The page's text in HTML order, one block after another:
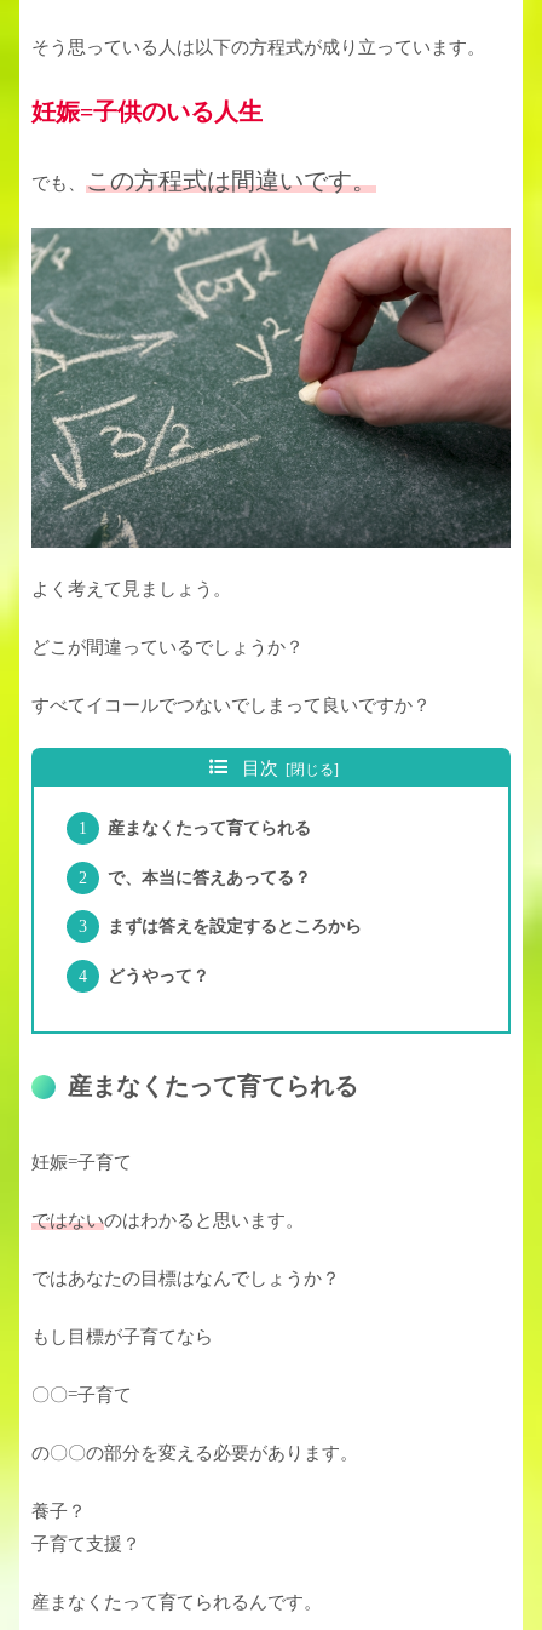
そう思っている人は以下の方程式が成り立っています。
妊娠=子供のいる人生
でも、 この方程式は間違いです。
よく考えて見ましょう。
どこが間違っているでしょうか？
すべてイコールでつないでしまって良いですか？
目次
産まなくたって育てられる
で、本当に答えあってる？
まずは答えを設定するところから
どうやって？
産まなくたって育てられる
妊娠=子育て
ではないのはわかると思います。
ではあなたの目標はなんでしょうか？
もし目標が子育てなら
〇〇=子育て
の〇〇の部分を変える必要があります。
養子？
子育て支援？
産まなくたって育てられるんです。